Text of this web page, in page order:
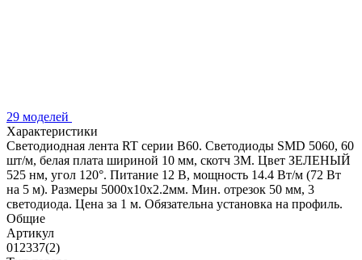
29 моделей
Характеристики
Светодиодная лента RT серии B60. Светодиоды SMD 5060, 60
шт/м, белая плата шириной 10 мм, скотч 3M. Цвет ЗЕЛЕНЫЙ
525 нм, угол 120°. Питание 12 В, мощность 14.4 Вт/м (72 Вт
на 5 м). Размеры 5000x10x2.2мм. Мин. отрезок 50 мм, 3
светодиода. Цена за 1 м. Обязательна установка на профиль.
Общие
Артикул
012337(2)